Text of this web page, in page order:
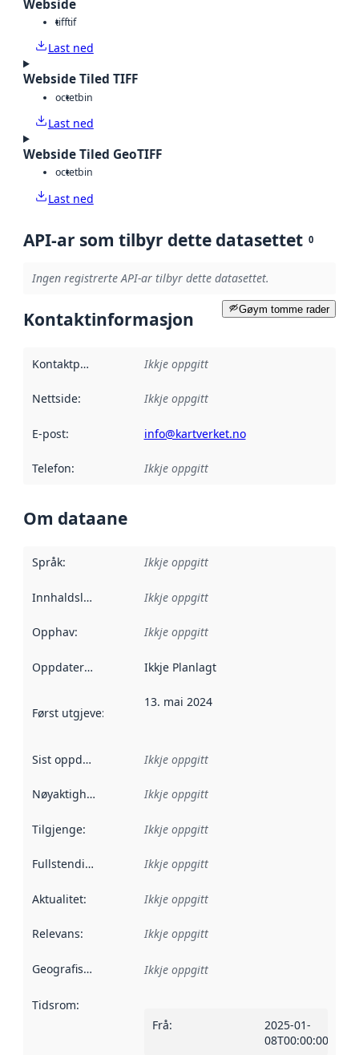
Webside
tifftif
Last ned
Webside Tiled TIFF
octetbin
Last ned
Webside Tiled GeoTIFF
octetbin
Last ned
API-ar som tilbyr dette datasettet 0
Ingen registrerte API-ar tilbyr dette datasettet.
Gøym tomme rader
Kontaktinformasjon
Kontaktpunkt Ikkje oppgitt
Nettside: Ikkje oppgitt
E-post: info@kartverket.no
Telefon: Ikkje oppgitt
Om dataane
Språk: Ikkje oppgitt
Innhaldsleverandørar :
Ikkje oppgitt
Opphav: Ikkje oppgitt
Oppdateringsfrekvens :
Ikkje Planlagt
Først utgjeve:
13. mai 2024
Sist oppdatert Ikkje oppgitt
Nøyaktigheit Ikkje oppgitt
Tilgjenge: Ikkje oppgitt
Fullstendigheit Ikkje oppgitt
Aktualitet: Ikkje oppgitt
Relevans: Ikkje oppgitt
Geografisk område Ikkje oppgitt
Tidsrom:
Frå:
2025-01-
08T00:00:00Z